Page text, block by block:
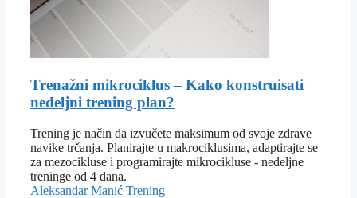
Trenažni mikrociklus – Kako konstruisati
nedeljni trening plan?
Trening je način da izvučete maksimum od svoje zdrave
navike trčanja. Planirajte u makrociklusima, adaptirajte se
za mezocikluse i programirajte mikrocikluse - nedeljne
treninge od 4 dana.
Aleksandar Manić Trening